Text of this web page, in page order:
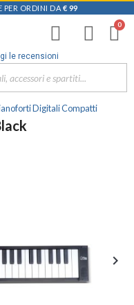
PER ORDINI DA € 99
le recensioni
Digitali Compatti
